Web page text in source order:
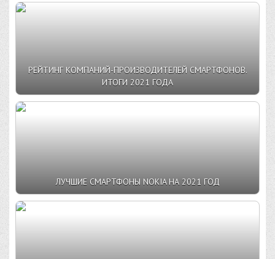
РЕЙТИНГ КОМПАНИЙ-ПРОИЗВОДИТЕЛЕЙ СМАРТФОНОВ.
ИТОГИ 2021 ГОДА
ЛУЧШИЕ СМАРТФОНЫ NOKIA НА 2021 ГОД